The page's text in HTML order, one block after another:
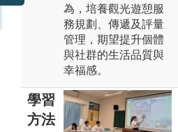
為，培養觀光遊憩服
務規劃、傳遞及評量
管理，期望提升個體
與社群的生活品質與
幸福感。
學習
方法